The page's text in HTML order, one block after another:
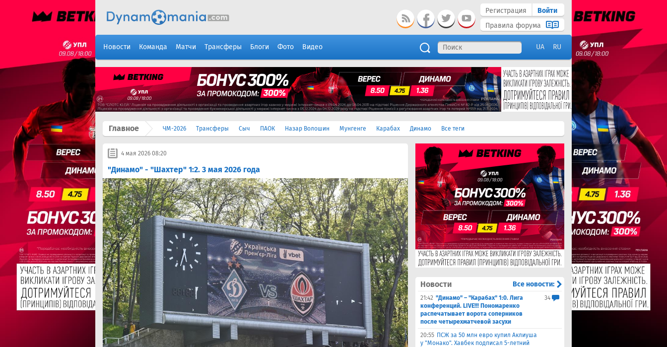
Регистрация
Войти
Правила форума
Новости Команда Матчи Трансферы Блоги Фото Видео UA RU
Главное ЧМ-2026 Трансферы Сыч ПАОК Назар Волошин Мунгенге Карабах Динамо Все теги
4 мая 2026 08:20
"Динамо" - "Шахтер" 1:2. 3 мая 2026 года
Новости Все новости:
21:42 "Динамо" – "Карабах" 1:0. Лига
конференций. LIVE!!! Пономаренко
распечатывает ворота соперников
после четырехматчевой засухи
34
20:55 ПСЖ за 50 млн евро купил Аклиуша
у "Монако". Хавбек подписал 5-летний